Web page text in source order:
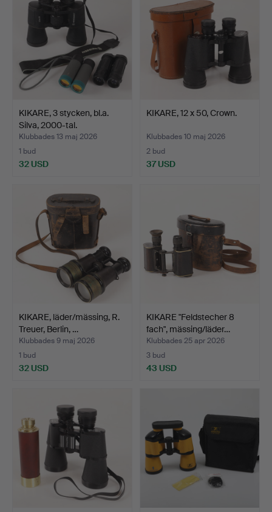
KIKARE, 3 stycken, bl.a.
Silva, 2000-tal.
Klubbades 13 maj 2026
1 bud
32 USD
KIKARE, 12 x 50, Crown.
Klubbades 10 maj 2026
2 bud
37 USD
KIKARE, läder/mässing, R.
Treuer, Berlin, …
Klubbades 9 maj 2026
1 bud
32 USD
KIKARE "Feldstecher 8
fach", mässing/läder…
Klubbades 25 apr 2026
3 bud
43 USD